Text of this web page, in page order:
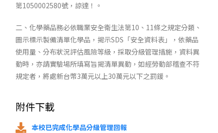
第1050002580號，諒達！。
二、化學藥品務必依職業安全衛生法第10、11條之規定分類、
圖示標示製備清單化學品，揭示SDS「安全資料表」，依藥品
使用量、分布狀況評估風險等級，採取分級管理措施，資料異
動時，亦請實驗場所填寫旨揭清單異動，如經勞動部稽查不符
規定者，將處新台幣3萬元以上30萬元以下之罰鍰。
附件下載
本校已完成化學品分級管理回報